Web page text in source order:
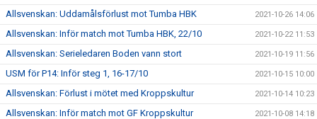
Allsvenskan: Uddamålsförlust mot Tumba HBK 2021-10-26 14:06
Allsvenskan: Inför match mot Tumba HBK, 22/10 2021-10-22 11:53
Allsvenskan: Serieledaren Boden vann stort 2021-10-19 11:56
USM för P14: Inför steg 1, 16-17/10 2021-10-15 10:00
Allsvenskan: Förlust i mötet med Kroppskultur 2021-10-14 10:23
Allsvenskan: Inför match mot GF Kroppskultur 2021-10-08 14:18